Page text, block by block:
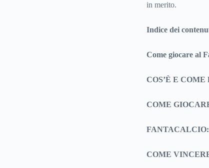
in merito.
Indice dei
Come giocare al
COS’È E
COME
COME